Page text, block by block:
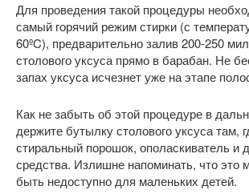
Для проведения такой процедуры
самый горячий режим стирки (с
60ºC), предварительно залив 200-250
столового уксуса прямо в барабан. Не
запах уксуса исчезнет уже на этапе
Как не забыть об этой процедуре в
держите бутылку столового уксуса там,
стиральный порошок, ополаскиватель и
средства. Излишне напоминать, что это
быть недоступно для маленьких детей.